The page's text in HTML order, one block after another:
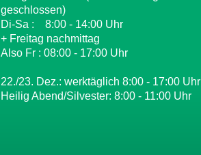
geschlossen)
Di-Sa : 8:00 - 14:00 Uhr
+ Freitag nachmittag
Also Fr : 08:00 - 17:00 Uhr
22./23. Dez.: werktäglich 8:00 - 17:00 Uhr
Heilig Abend/Silvester: 8:00 - 11:00 Uhr